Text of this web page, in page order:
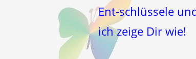
Ent-schlüssele
ich zeige Dir wie!